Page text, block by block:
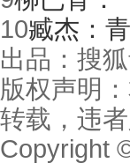
10臧杰：
出品：搜
版权声明
转载，违者
Copyright